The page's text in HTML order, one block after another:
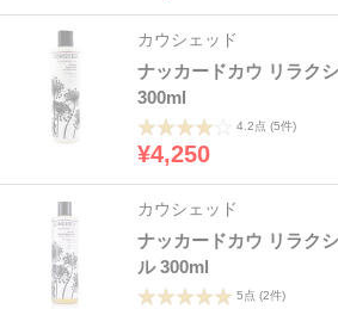
カウシェッド
ナッカードカウ リラク
300ml
4.2点 (5件)
¥4,250
カウシェッド
ナッカードカウ リラク
ル 300ml
5点 (2件)